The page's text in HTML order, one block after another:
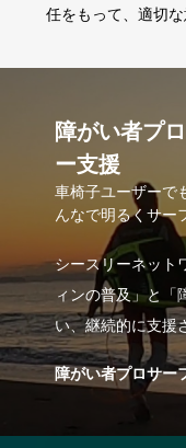
任をもって、適切
障がい者プ
ー支援
車椅子ユーザーで
んなで明るくサー
シースリーネット
ィンの普及」と「
い、継続的に支援
障がい者プロサー